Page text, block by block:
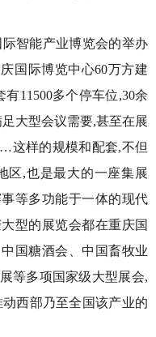
智能产业博览会的举办
国际博览中心60万方建
11500多个停车位,30余
大型会议需要,甚至在展
这样的规模和配套,不但
区,也是最大的一座集展
等多功能于一体的现代
型的展览会都在重庆国
国糖酒会、中国畜牧业
等多项国家级大型展会,
西部乃至全国该产业的